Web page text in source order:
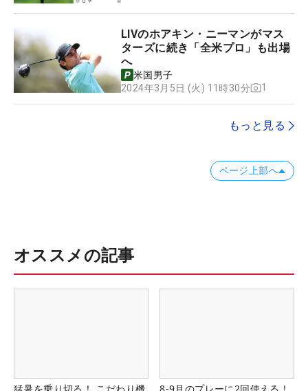
LIVのホアキン・ニーマンがマス
ターズに続き「全米プロ」も出場
へ
米国男子
2024年3月5日 (火) 11時30分
1
もっと見る
ページ上部へ
オススメの記事